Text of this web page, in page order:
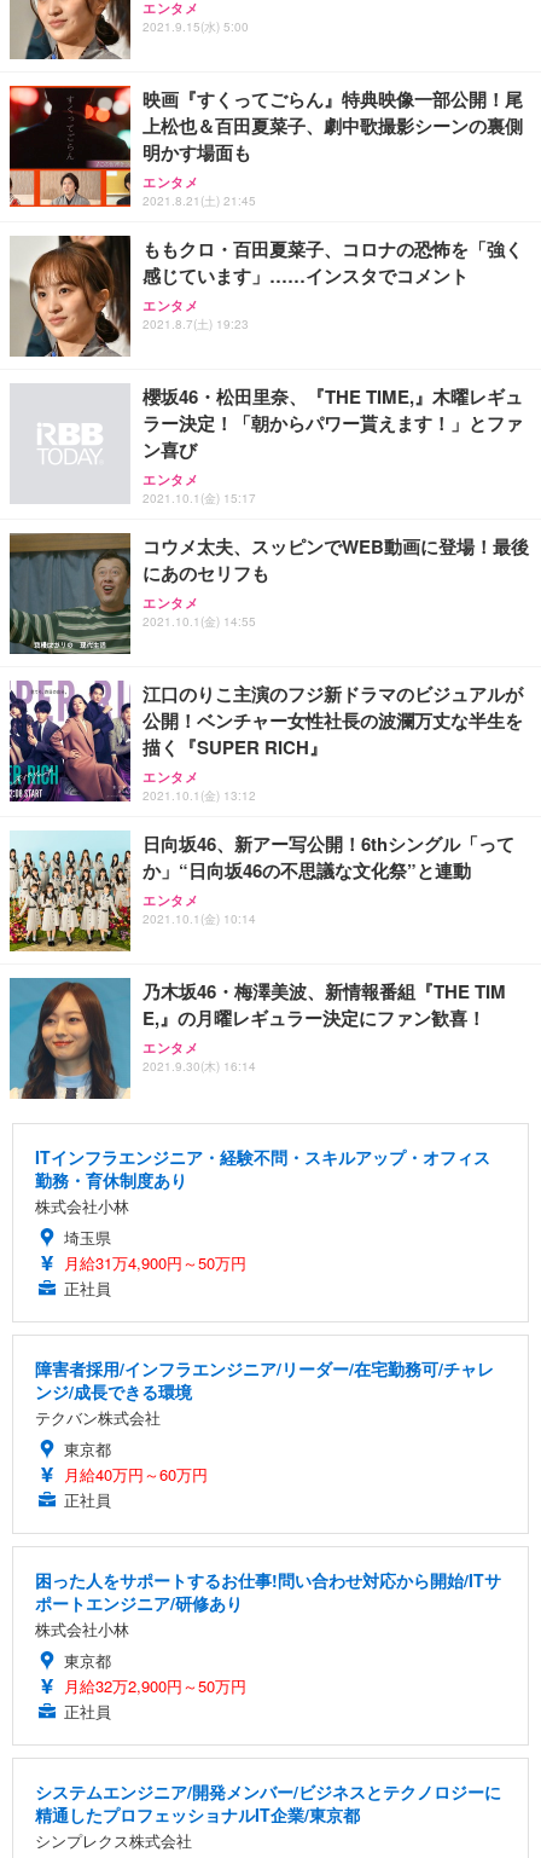
ワーク チェア 強化バックレスト 30度ロッキング機
能 人間工学 椅子 腰サポート 90度跳ね上げ式アーム
ョン PCチェア 通気性メッシュ ゲーミング/勉強/事
務用 おしゃれ パソコンチェア (ブラック)
Sezlife オフィスチェア デスクチェア 疲れない テレ
ワーク チェア 強化バックレスト 30度ロッキング機
能 人間工学 椅子 腰サポート 90度跳ね上げ式アーム
レスト 3Dヘッドレスト ハンガー付き 高反発クッシ
務用 おしゃれ パソコンチェア (ホワイト)
ANDWINT オフィスチェア デスクチェア 肘なし メ
ッシュ 通気性 ランバーサポート付き 腰サポート ガ
ス圧無段階昇降 360度回転 キャスター付き コンパク
【純正品】27"ゲーミングモニター DualSense 充電
フック付き（CFI-ZDM1J）
【整備済み品】Dell E2724HS 27インチ 液晶モニタ
ー フルHD（1920×1080）VA 非光沢 HDMI/DisplayP
ort/VGA スピーカー内蔵 高さ調整 スイベル VESA対
応 ComfortView ビジネス向け
￥15,800
【MiniLED/24.5inch/280Hz/FHD】GRAPHT THE S
HOOTER Gaming Monitor 24” Essential ゲーミン
グモニター QD 24.5インチ 1ms FHD 量子ドット 残
ネオ・ルーライフ ネオ・オムツ L 中型犬用 26枚入
り 単品
Smart Basic(スマートベーシック) 【Amazon.co.jp
限定】 Smart Basic アイリスオーヤマ ペットシーツ
超厚型 お徳用 ワイド 100枚入 (x 1) (ケース販売)
アイリスオーヤマ ペットシーツ 超厚型 お徳用 レギ
ュラー 200枚入【Amazon.co.jp限定】
エンタメ
2021.9.15(水) 5:00
映画『すくってごらん』特典映像一部公開！尾
上松也＆百田夏菜子、劇中歌撮影シーンの裏側
明かす場面も
エンタメ
2021.8.21(土) 21:45
ももクロ・百田夏菜子、コロナの恐怖を「強く
感じています」……インスタでコメント
エンタメ
2021.8.7(土) 19:23
櫻坂46・松田里奈、『THE TIME,』木曜レギュ
ラー決定！「朝からパワー貰えます！」とファ
ン喜び
エンタメ
2021.10.1(金) 15:17
コウメ太夫、スッピンでWEB動画に登場！最後
にあのセリフも
エンタメ
2021.10.1(金) 14:55
江口のりこ主演のフジ新ドラマのビジュアルが
公開！ベンチャー女性社長の波瀾万丈な半生を
描く『SUPER RICH』
エンタメ
2021.10.1(金) 13:12
日向坂46、新アー写公開！6thシングル「って
か」“日向坂46の不思議な文化祭”と連動
エンタメ
2021.10.1(金) 10:14
乃木坂46・梅澤美波、新情報番組『THE TIM
E,』の月曜レギュラー決定にファン歓喜！
エンタメ
2021.9.30(木) 16:14
ITインフラエンジニア・経験不問・スキルアップ・オフィス
勤務・育休制度あり
株式会社小林
埼玉県
月給31万4,900円～50万円
正社員
障害者採用/インフラエンジニア/リーダー/在宅勤務可/チャレ
ンジ/成長できる環境
テクバン株式会社
東京都
月給40万円～60万円
正社員
困った人をサポートするお仕事!問い合わせ対応から開始/ITサ
ポートエンジニア/研修あり
株式会社小林
東京都
月給32万2,900円～50万円
正社員
システムエンジニア/開発メンバー/ビジネスとテクノロジーに
精通したプロフェッショナルIT企業/東京都
シンプレクス株式会社